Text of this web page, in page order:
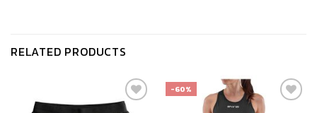
RELATED PRODUCTS
-60%